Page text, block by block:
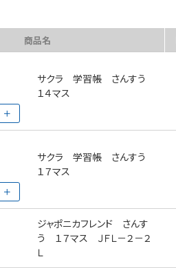
商品名
サクラ 学習帳 さんすう
１４マス
サクラ 学習帳 さんすう
１７マス
ジャポニカフレンド さんす
う １７マス ＪＦＬ－２－２
Ｌ